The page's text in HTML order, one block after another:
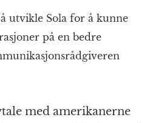
utvikle Sola for å kunne
på en bedre
med amerikanerne